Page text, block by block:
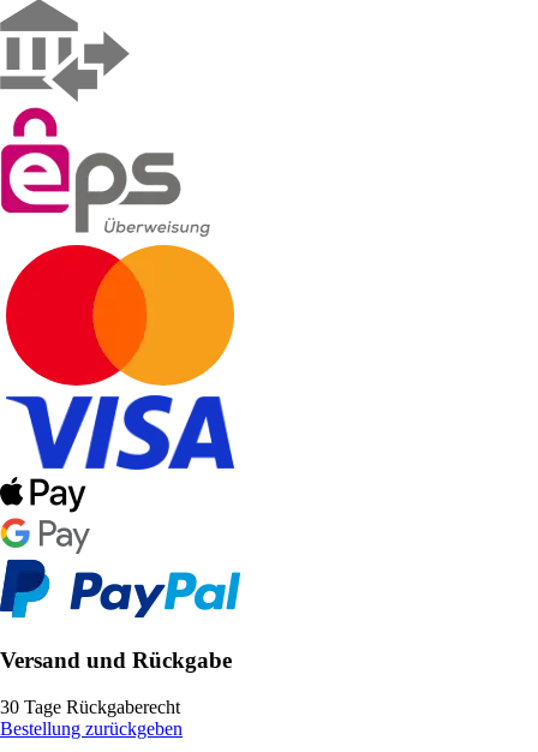
Versand und Rückgabe
30 Tage Rückgaberecht
Bestellung zurückgeben